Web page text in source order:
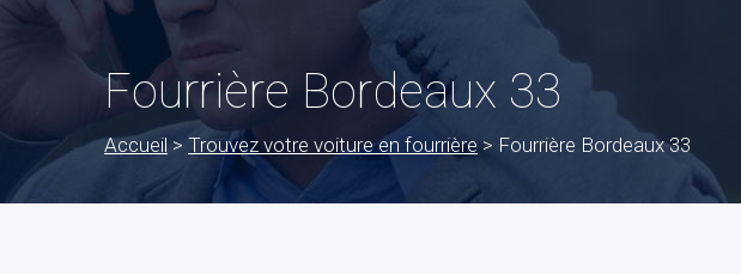
Fourrière Bordeaux 33
Accueil > Trouvez votre voiture en fourrière > Fourrière Bordeaux 33